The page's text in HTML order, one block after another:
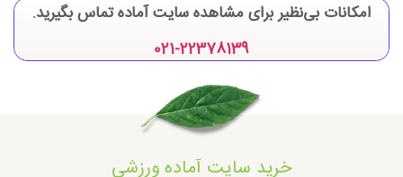
امکانات بی‌نظیر برای مشاهده سایت آماده تماس بگیرید.
021-22378139
خرید سایت آماده ورزشی